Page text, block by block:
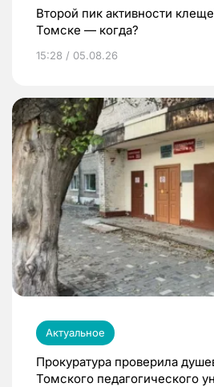
Второй пик активности
Томске — когда?
15:28 / 05.08.26
Актуальное
Прокуратура проверила
Томского педагогического